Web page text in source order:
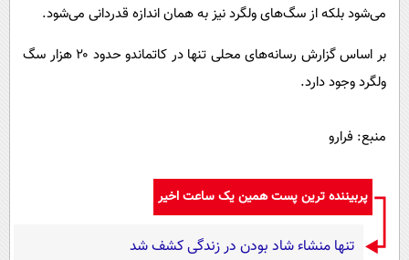
می‌شود بلکه از سگ‌های ولگرد نیز به همان اندازه قدردانی می‌شود.
بر اساس گزارش رسانه‌های محلی تنها در کاتماندو حدود ۲۰ هزار سگ
ولگرد وجود دارد.
منبع: فرارو
پربیننده ترین پست همین یک ساعت اخیر
تنها منشاء شاد بودن در زندگی کشف شد